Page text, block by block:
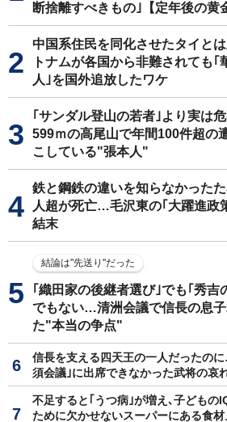
断捨離すべきもの｣【定年後の黄
中国系住民を同化させたタイと
トナムが各国から非難されても｢
人｣を国外追放したワケ
｢サンダル登山の若者｣より実は
599ｍの高尾山で年間100件超の
こしている"張本人"
鉄と鋼鉄の違いを知らなかった
人超が死亡…毛沢東の｢大躍進政
結末
結論は"先送り"だった
｢織田家の後継者選び｣でも｢秀吉
でもない…清洲会議で信長の息
た"本当の争点"
信長を支える四天王の一人だったの
須会議｣に出席できなかった武将の哀
不足すると｢うつ病｣が増え､子ども
ために欠かせないスーパーにある食材